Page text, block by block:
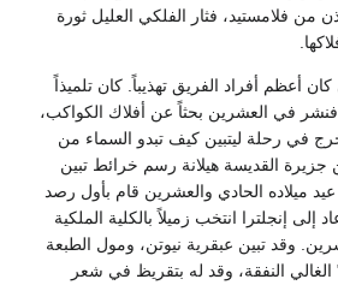
من فلامستيد، فثار الفلكي العليل ثورة
أعظم أفراد الفريق تهذيباً. كان تلميذاً
في العشرين بحثاً عن أفلاك الكواكب،
السنة (1676) خرج في رحلة ليتبين كيف تبدو السماء من
القديسة هيلانة رسم خرائط تبين
عيد ميلاده الحادي والعشرين قام بأول رصد
إلى إنجلترا انتخب زميلاً بالكلية الملكية
وقد تبين عبقرية نيوتن، ومول الطبعة
الغالي النفقة، وقد له بتقريظ في شعر